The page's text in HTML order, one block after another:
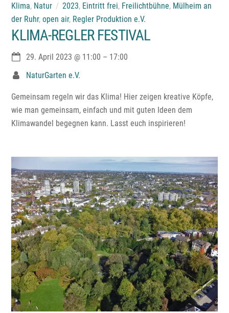
Klima, Natur 2023, Eintritt frei, Freilichtbühne, Mülheim an
der Ruhr, open air, Regler Produktion e.V.
KLIMA-REGLER FESTIVAL
29. April 2023 @ 11:00 – 17:00
NaturGarten e.V.
Gemeinsam regeln wir das Klima! Hier zeigen kreative Köpfe,
wie man gemeinsam, einfach und mit guten Ideen dem
Klimawandel begegnen kann. Lasst euch inspirieren!